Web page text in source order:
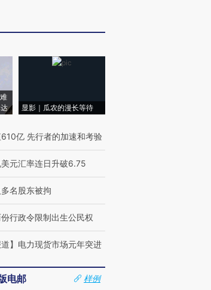
显影｜瓜农的漫长等待
亿 先行者的加速和考验
元汇率连日升破6.75
名股东被拘
行政令限制出生公民权
道】电力现货市场元年突进
电邮
样例